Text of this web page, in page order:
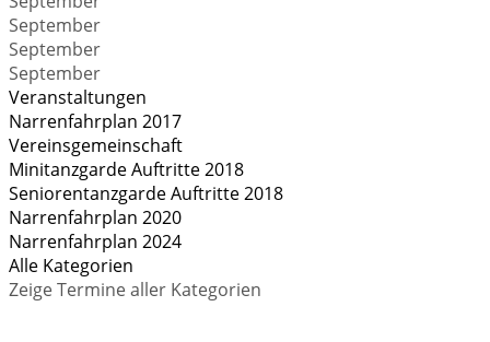
September
September
September
Veranstaltungen
Narrenfahrplan 2017
Vereinsgemeinschaft
Minitanzgarde Auftritte 2018
Seniorentanzgarde Auftritte 2018
Narrenfahrplan 2020
Narrenfahrplan 2024
Alle Kategorien
Zeige Termine aller Kategorien